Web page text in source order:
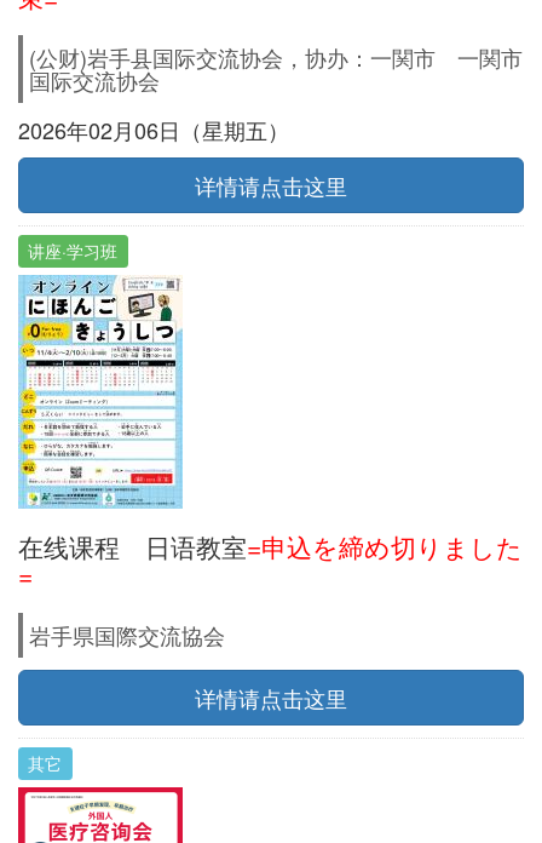
(公财)岩手县国际交流协会，协办：一関市 一関市
国际交流协会
2026年02月06日（星期五）
详情请点击这里
讲座·学习班
在线课程 日语教室=申込を締め切りました
=
岩手県国際交流協会
详情请点击这里
其它